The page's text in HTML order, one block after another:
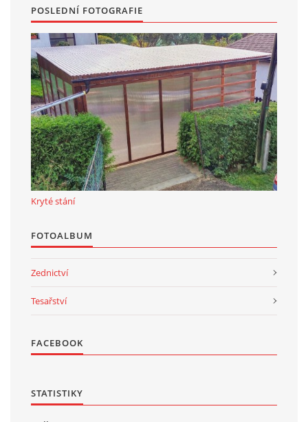
POSLEDNÍ FOTOGRAFIE
Kryté stání
FOTOALBUM
Zednictví
Tesařství
FACEBOOK
STATISTIKY